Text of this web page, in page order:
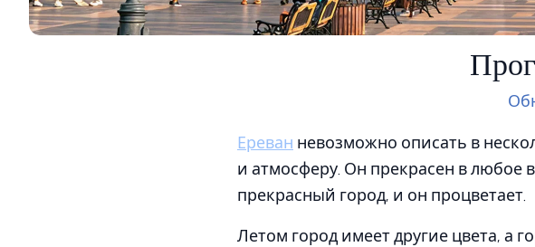
Ереван невозможно описать в
и атмосферу. Он прекрасен в любое
прекрасный город, и он процветает.
Летом город имеет другие цвета, а